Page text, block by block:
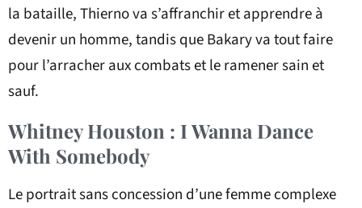
la bataille, Thierno va s’affranchir et apprendre à
devenir un homme, tandis que Bakary va tout faire
pour l’arracher aux combats et le ramener sain et
sauf.
Whitney Houston : I Wanna Dance
With Somebody
Le portrait sans concession d’une femme complexe